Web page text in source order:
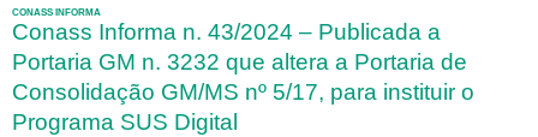
CONASS INFORMA
Conass Informa n. 43/2024 – Publicada a
Portaria GM n. 3232 que altera a Portaria de
Consolidação GM/MS nº 5/17, para instituir o
Programa SUS Digital